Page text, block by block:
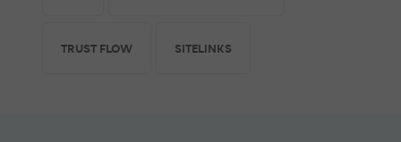
TRUST FLOW SITELINKS